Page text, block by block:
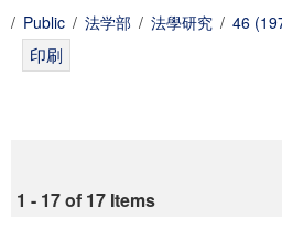
慶應義塾大学グローバルCOE
/ Public / 法学部 / 法學研究 / 46
1 - 17 of 17 Items